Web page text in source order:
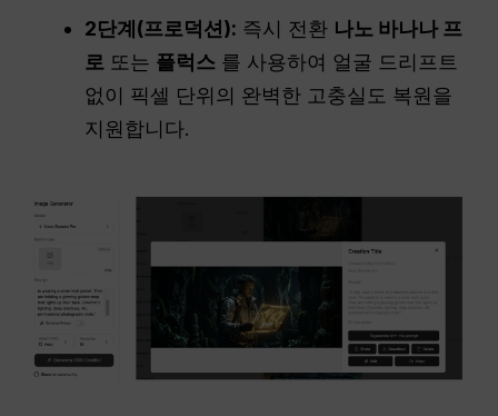
2단계(프로덕션): 즉시 전환 나노 바나나 프
로 또는 플럭스 를 사용하여 얼굴 드리프트
없이 픽셀 단위의 완벽한 고충실도 복원을
지원합니다.